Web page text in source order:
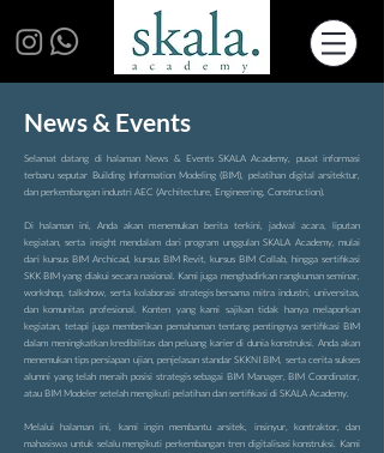
News & Events
Selamat datang di halaman News & Events SKALA Academy, pusat informasi
terbaru seputar Building Information Modeling (BIM), pelatihan digital arsitektur,
dan perkembangan industri AEC (Architecture, Engineering, Construction).
Di halaman ini, Anda akan menemukan berita terkini, jadwal acara, liputan
kegiatan, serta insight mendalam dari program unggulan SKALA Academy, mulai
dari kursus BIM Archicad, kursus BIM Revit, kursus BIM Collab, hingga sertifikasi
SKK BIM yang diakui secara nasional. Kami juga menghadirkan rangkuman seminar,
workshop, talkshow, serta kolaborasi strategis bersama mitra industri, universitas,
dan komunitas profesional. Konten yang kami sajikan tidak hanya melaporkan
kegiatan, tetapi juga memberikan pemahaman tentang pentingnya sertifikasi BIM
dalam meningkatkan kredibilitas dan peluang karier di dunia konstruksi. Anda akan
menemukan tips persiapan ujian, penjelasan standar SKKNI BIM, serta cerita sukses
alumni yang telah meraih posisi strategis sebagai BIM Manager, BIM Coordinator,
atau BIM Modeler setelah mengikuti pelatihan dan sertifikasi di SKALA Academy.
Melalui halaman ini, kami ingin membantu arsitek, insinyur, kontraktor, dan
mahasiswa untuk selalu mengikuti perkembangan tren digitalisasi konstruksi. Kami